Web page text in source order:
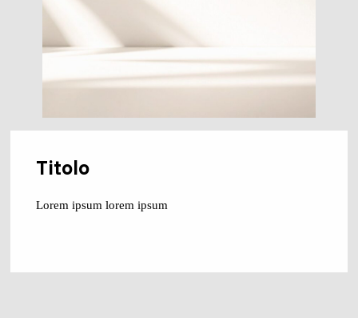
Titolo
Lorem ipsum lorem ipsum